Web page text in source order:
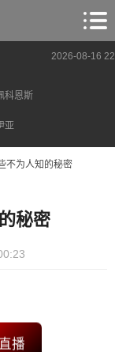
2026-08-16
科恩斯
亚
不为人知的秘密
秘密
播